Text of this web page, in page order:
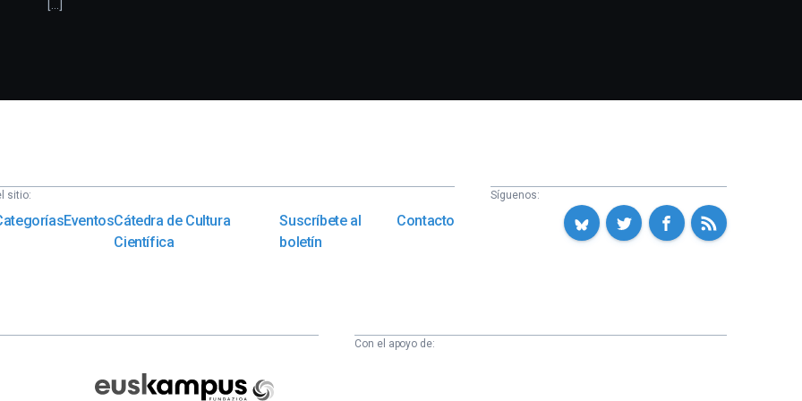
[...]
sitio:
EventosCátedra de Cultura
Científica
Suscríbete al
boletín
Contacto
Síguenos:
Fundazioa
Con el apoyo de: